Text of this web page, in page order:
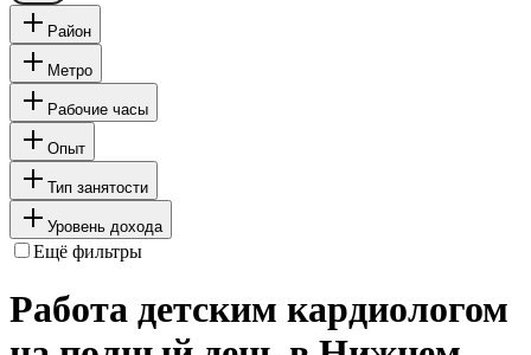
Район
Метро
Рабочие часы
Опыт
Тип занятости
Уровень дохода
Ещё фильтры
Работа детским кардиологом